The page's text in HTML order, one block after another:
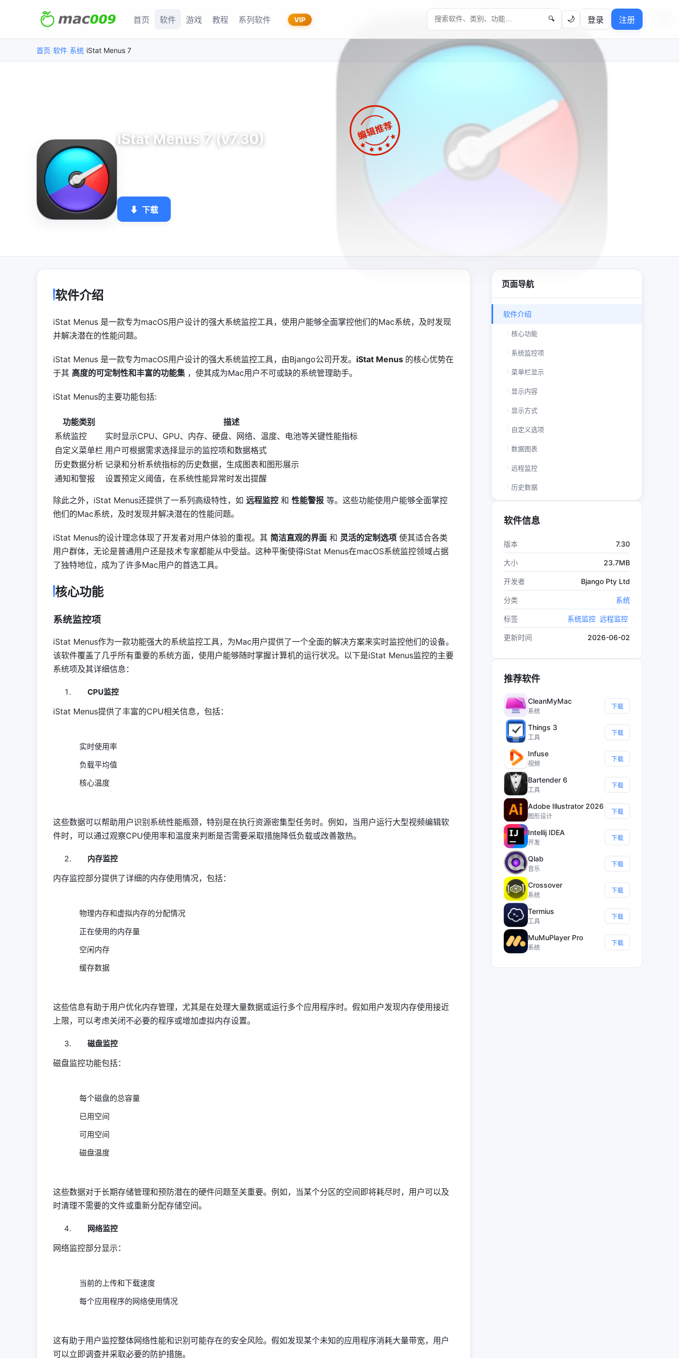
首页 软件 游戏 教程 系列软件 VIP 🔍 🌙 登录 注册
首页 软件 系统 iStat Menus 7
iStat Menus 7 (v7.30)
⬇ 下载
软件介绍
iStat Menus 是一款专为macOS用户设计的强大系统监控工具，使用户能够全面掌控他们的Mac系统，及时发现
并解决潜在的性能问题。
iStat Menus 是一款专为macOS用户设计的强大系统监控工具，由Bjango公司开发。 iStat Menus 的核心优势在
于其 高度的可定制性和丰富的功能集 ，使其成为Mac用户不可或缺的系统管理助手。
iStat Menus的主要功能包括:
功能类别
描述
系统监控
实时显示CPU、GPU、内存、硬盘、网络、温度、电池等关键性能指标
自定义菜单栏 用户可根据需求选择显示的监控项和数据格式
历史数据分析 记录和分析系统指标的历史数据，生成图表和图形展示
通知和警报
设置预定义阈值，在系统性能异常时发出提醒
除此之外，iStat Menus还提供了一系列高级特性，如 远程监控 和 性能警报 等。这些功能使用户能够全面掌控
他们的Mac系统，及时发现并解决潜在的性能问题。
iStat Menus的设计理念体现了开发者对用户体验的重视。其 简洁直观的界面 和 灵活的定制选项 使其适合各类
用户群体，无论是普通用户还是技术专家都能从中受益。这种平衡使得iStat Menus在macOS系统监控领域占据
了独特地位，成为了许多Mac用户的首选工具。
核心功能
系统监控项
iStat Menus作为一款功能强大的系统监控工具，为Mac用户提供了一个全面的解决方案来实时监控他们的设备。
该软件覆盖了几乎所有重要的系统方面，使用户能够随时掌握计算机的运行状况。以下是iStat Menus监控的主要
系统项及其详细信息：
CPU监控
iStat Menus提供了丰富的CPU相关信息，包括：
实时使用率
负载平均值
核心温度
这些数据可以帮助用户识别系统性能瓶颈，特别是在执行资源密集型任务时。例如，当用户运行大型视频编辑软
件时，可以通过观察CPU使用率和温度来判断是否需要采取措施降低负载或改善散热。
内存监控
内存监控部分提供了详细的内存使用情况，包括：
物理内存和虚拟内存的分配情况
正在使用的内存量
空闲内存
缓存数据
这些信息有助于用户优化内存管理，尤其是在处理大量数据或运行多个应用程序时。假如用户发现内存使用接近
上限，可以考虑关闭不必要的程序或增加虚拟内存设置。
磁盘监控
磁盘监控功能包括：
每个磁盘的总容量
已用空间
可用空间
磁盘温度
这些数据对于长期存储管理和预防潜在的硬件问题至关重要。例如，当某个分区的空间即将耗尽时，用户可以及
时清理不需要的文件或重新分配存储空间。
网络监控
网络监控部分显示：
当前的上传和下载速度
每个应用程序的网络使用情况
这有助于用户监控整体网络性能和识别可能存在的安全风险。假如发现某个未知的应用程序消耗大量带宽，用户
可以立即调查并采取必要的防护措施。
页面导航
软件介绍
核心功能
系统监控项
菜单栏显示
显示内容
显示方式
自定义选项
数据图表
远程监控
历史数据
应用截图
安装说明
系统要求
用户评价
软件信息
版本 7.30
大小 23.7MB
开发者 Bjango Pty Ltd
分类 系统
标签 系统监控 远程监控
更新时间 2026-06-02
推荐软件
CleanMyMac
系统
下载
Things 3
工具
下载
Infuse
视频
下载
Bartender 6
工具
下载
Adobe Illustrator 2026
图形设计
下载
Intellij IDEA
开发
下载
Qlab
音乐
下载
Crossover
系统
下载
Termius
工具
下载
MuMuPlayer Pro
系统
下载